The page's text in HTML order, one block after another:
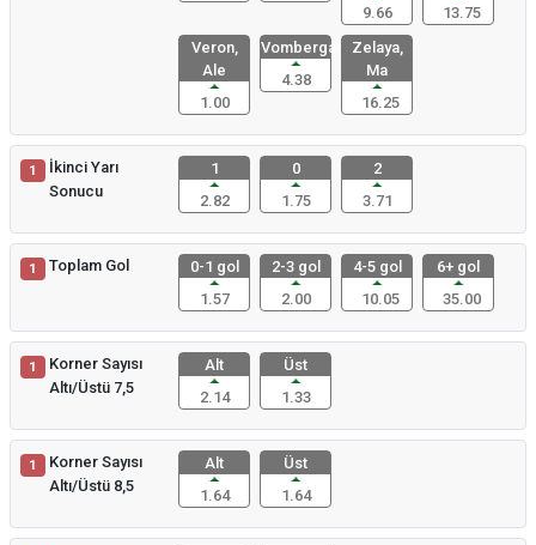
9.66
13.75
Veron,
Ale
1.00
Vombergar,
4.38
Zelaya,
Ma
16.25
1
İkinci Yarı
Sonucu
1
2.82
0
1.75
2
3.71
1 Toplam Gol
0-1 gol
1.57
2-3 gol
2.00
4-5 gol
10.05
6+ gol
35.00
1
Korner Sayısı
Altı/Üstü 7,5
Alt
2.14
Üst
1.33
1
Korner Sayısı
Altı/Üstü 8,5
Alt
1.64
Üst
1.64